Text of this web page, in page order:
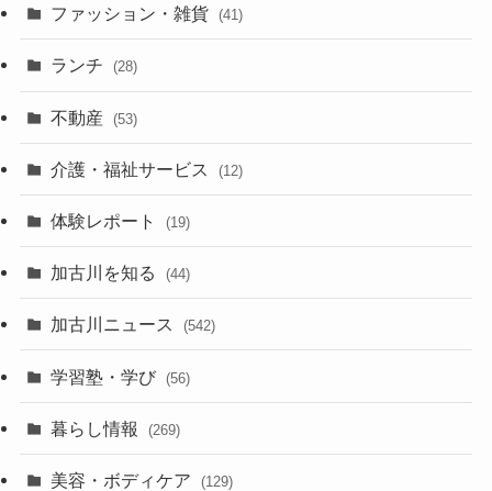
ファッション・雑貨 (41)
ランチ (28)
不動産 (53)
介護・福祉サービス (12)
体験レポート (19)
加古川を知る (44)
加古川ニュース (542)
学習塾・学び (56)
暮らし情報 (269)
美容・ボディケア (129)